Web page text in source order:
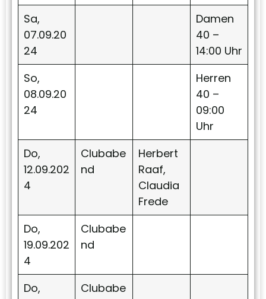
Sa,
07.09.20
24
Damen
40 –
14:00 Uhr
So,
08.09.20
24
Herren
40 –
09:00
Uhr
Do,
12.09.202
4
Clubabe
nd
Herbert
Raaf,
Claudia
Frede
Do,
19.09.202
4
Clubabe
nd
Do,
Clubabe